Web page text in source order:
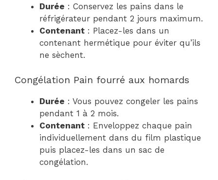
Durée : Conservez les pains dans le
réfrigérateur pendant 2 jours maximum.
Contenant : Placez-les dans un
contenant hermétique pour éviter qu’ils
ne sèchent.
Congélation Pain fourré aux homards
Durée : Vous pouvez congeler les pains
pendant 1 à 2 mois.
Contenant : Enveloppez chaque pain
individuellement dans du film plastique
puis placez-les dans un sac de
congélation.